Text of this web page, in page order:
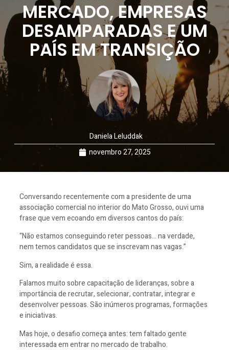
MERCADO, EMPRESAS
DESAMPARADAS E UM
PAÍS EM TRANSIÇÃO
Daniela Leluddak
novembro 27, 2025
Conversando recentemente com a presidente de uma
associação comercial no interior do Mato Grosso, ouvi uma
frase que vem ecoando em diversos cantos do país:
“Não estamos conseguindo reter pessoas… na verdade,
nem temos candidatos que se inscrevam nas vagas.”
Sim, a realidade é essa.
Falamos muito sobre capacitação de lideranças, sobre a
importância de recrutar, selecionar, contratar, integrar e
desenvolver pessoas. São inúmeros programas, formações
e iniciativas.
Mas hoje, o desafio começa antes: tem faltado gente
interessada em entrar no mercado de trabalho.